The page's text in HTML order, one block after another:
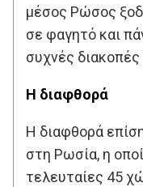
μέσος Ρώσος
σε φαγητό και
συχνές
Η διαφθορά
Η διαφθορά
στη Ρωσία, η
τελευταίες 45